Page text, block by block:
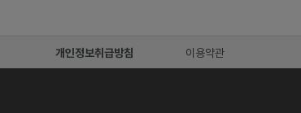
개인정보취급방침 이용약관